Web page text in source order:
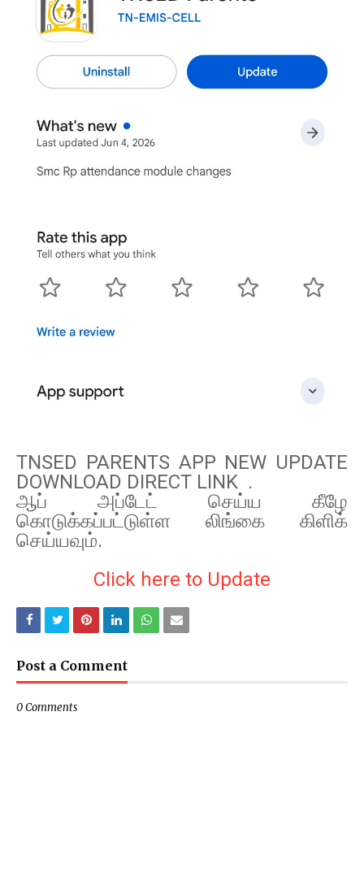
TNSED PARENTS APP NEW UPDATE
DOWNLOAD DIRECT LINK .
ஆப் அப்டேட் செய்ய கீழே
கொடுக்கப்பட்டுள்ள லிங்கை கிளிக்
செய்யவும்.
Click here to Update
Post a Comment
0 Comments